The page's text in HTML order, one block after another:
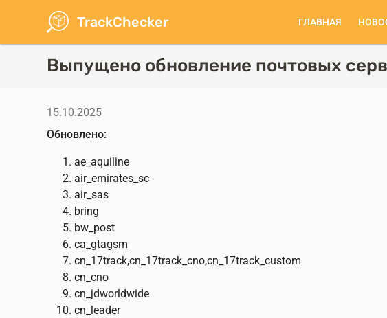
основному
содержанию
TrackChecker
Основная
навигация
ГЛАВНАЯ
Выпущено обновление почтовых
15.10.2025
Обновлено:
ae_aquiline
air_emirates_sc
air_sas
bring
bw_post
ca_gtagsm
cn_17track,cn_17track_cno,cn_17track_custom
cn_cno
cn_jdworldwide
cn_leader